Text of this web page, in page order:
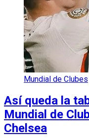
Mundial de Clubes
Así queda la
Mundial de
Chelsea